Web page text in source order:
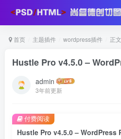
首页 主题插件 wordpress插件 正文
Hustle Pro v4.5.0 –
admin
3年前更新
Hustle Pro v4.5.0 –
付费阅读